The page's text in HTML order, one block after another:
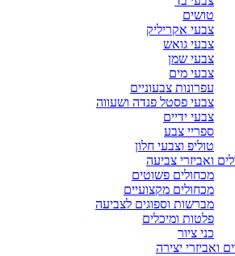
טושים
צבעי אקריליק
צבעי גואש
צבעי שמן
צבעי מים
עפרונות צבעוניים
צבעי פסטל פנדה ושעווה
צבעי ידיים
ספריי צבע
טוליפ וצבעי חלון
ואביזרי צביעה
מכחולים פשוטים
מכחולים מקצועיים
מברשות וספוגים לצביעה
פלטות ומיכלים
כני ציור
ואביזרי יצירה